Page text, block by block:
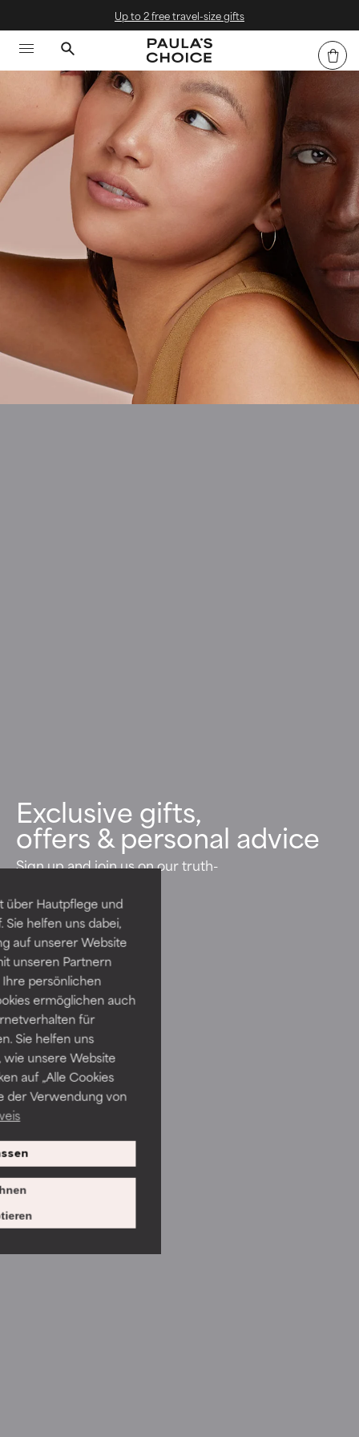
über Hautpflege und
helfen uns dabei,
auf unserer Website
unseren Partnern
persönlichen
ermöglichen auch
für
Sie helfen uns
unsere Website
auf „Alle Cookies
der Verwendung von
Up to 2 free travel-size gifts
Exclusive gifts,
offers & personal advice
Sign up and join us on our truth-
JOIN US